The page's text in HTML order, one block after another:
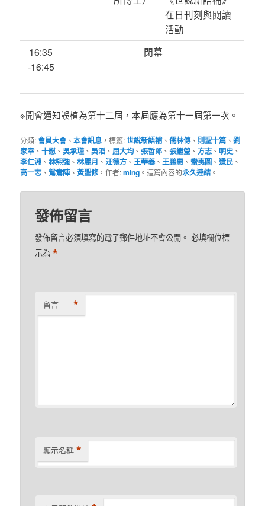
在日刊刻與閱讀
活動
16:35
-16:45
閉幕
※開會通知誤植為第十二屆，本屆應為第十一屆第一次。
分類:會員大會、本會訊息 ，標籤:世說新語補、儒林傳、 則聖十篇、劉
家幸、十慰、吳承瑾 、吳滔 、 屈大均 、張哲郎 、張繼瑩 、方志 、 明史 、
李仁淵 、林熙強 、林麗月 、汪德方 、王華姜、王鵬惠 、蠻夷圖 、遺民 、
高一志 、鴛鴦陣、黃聖修，作者:ming 。這篇內容的永久連結。
發佈留言
發佈留言必須填寫的電子郵件地址不會公開。 必填欄位標
示為 *
留言 *
顯示名稱 *